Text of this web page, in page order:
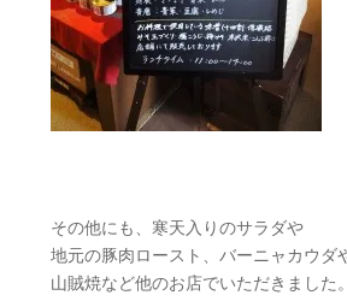
その他にも、寒天入りのサラダや
地元の豚肉ロースト、バーニャカウダ
山賊焼など他のお店でいただきました。